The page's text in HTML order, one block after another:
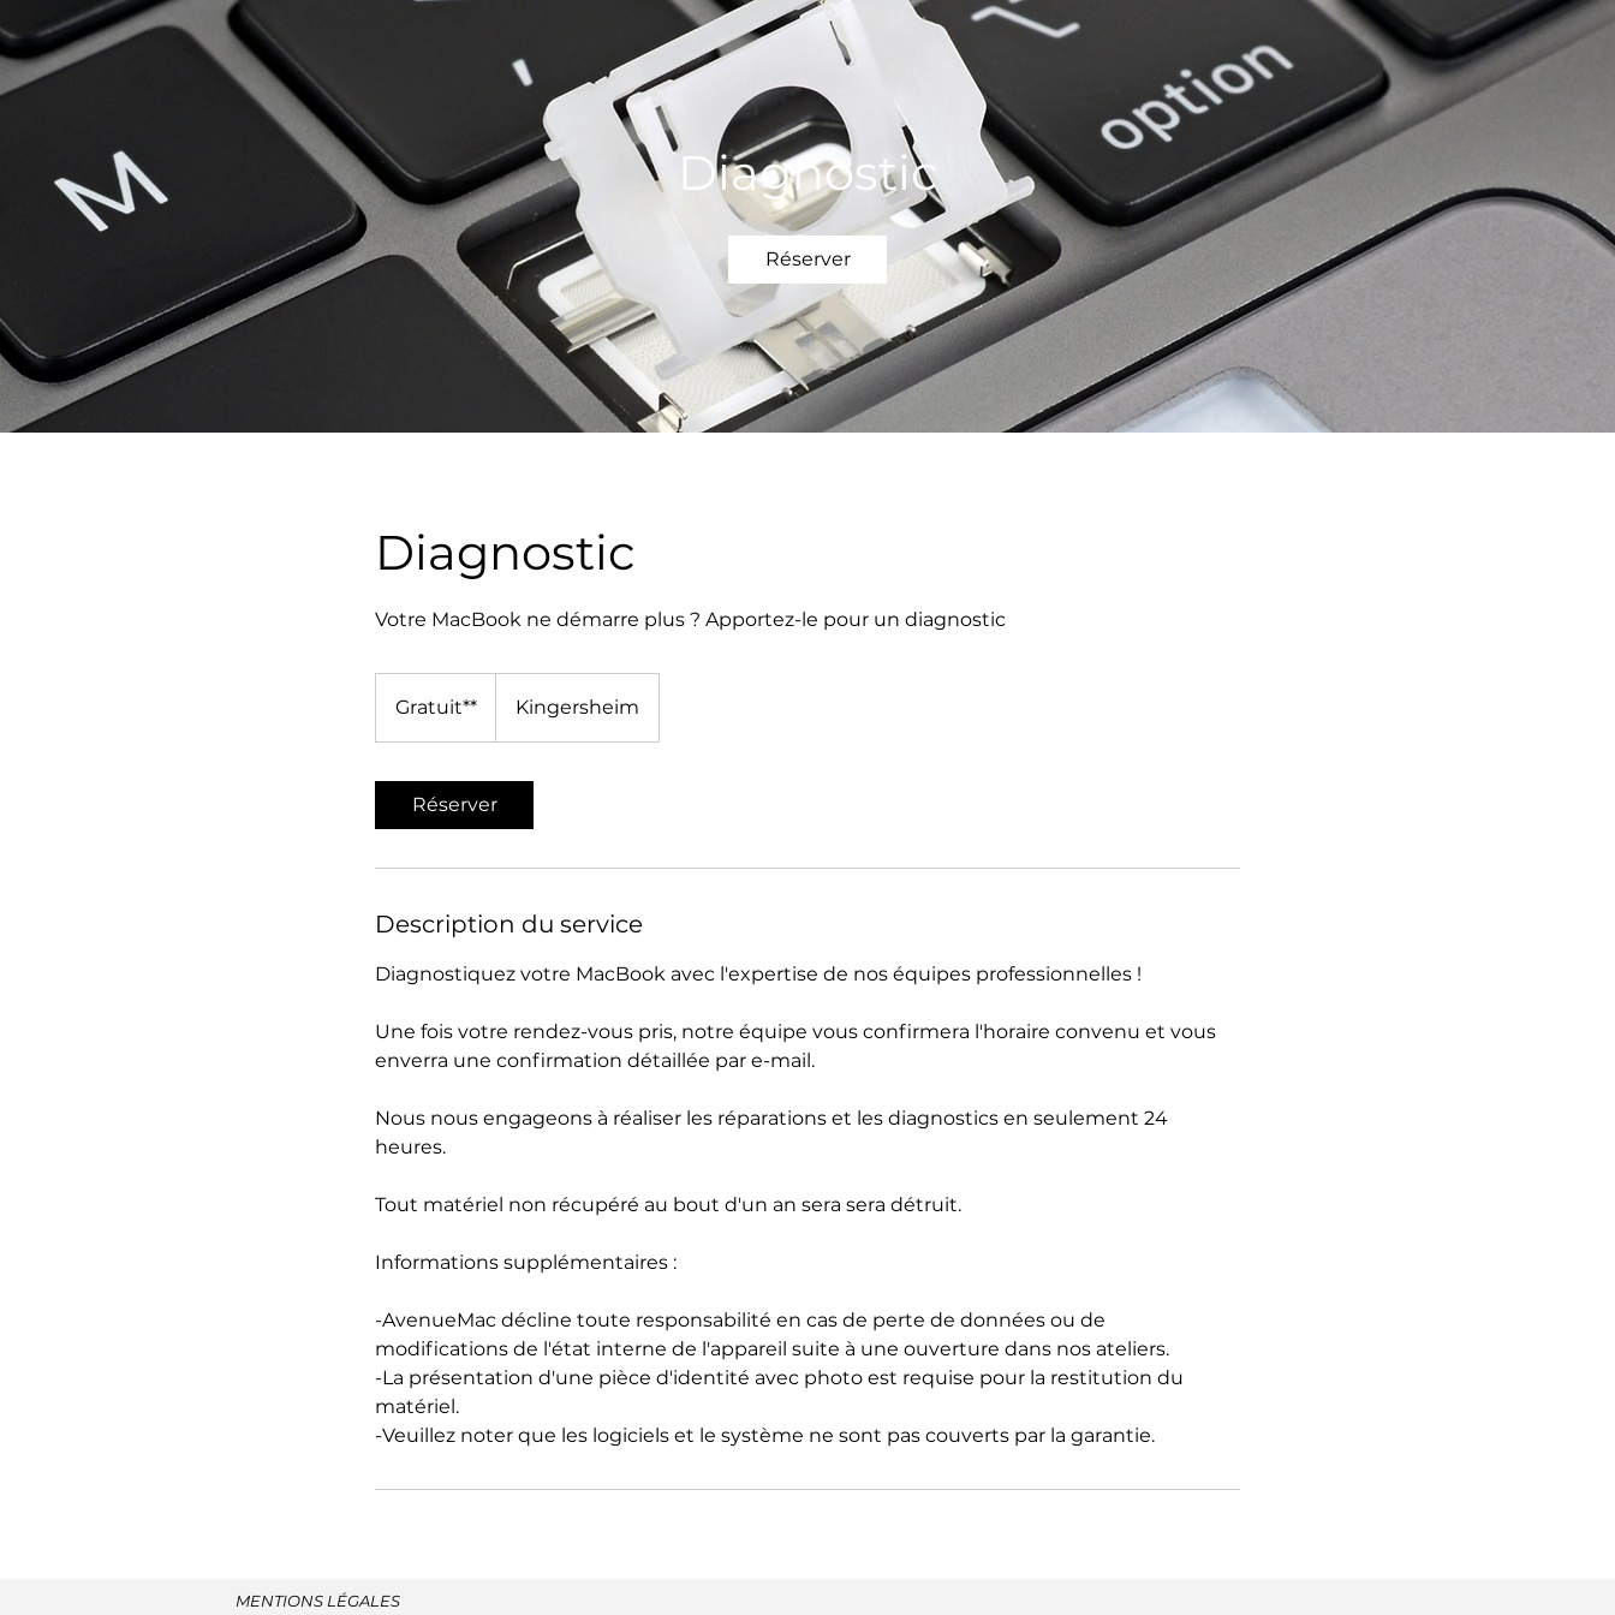
Diagnostic
Réserver
Diagnostic
Votre MacBook ne démarre plus ? Apportez-le pour un diagnostic
Gratuit** Kingersheim
Réserver
Description du service
Diagnostiquez votre MacBook avec l'expertise de nos équipes professionnelles !
Une fois votre rendez-vous pris, notre équipe vous confirmera l'horaire convenu et vous
enverra une confirmation détaillée par e-mail.
Nous nous engageons à réaliser les réparations et les diagnostics en seulement 24
heures.
Tout matériel non récupéré au bout d'un an sera sera détruit.
Informations supplémentaires :
-AvenueMac décline toute responsabilité en cas de perte de données ou de
modifications de l'état interne de l'appareil suite à une ouverture dans nos ateliers.
-La présentation d'une pièce d'identité avec photo est requise pour la restitution du
matériel.
-Veuillez noter que les logiciels et le système ne sont pas couverts par la garantie.
MENTIONS LÉGALES